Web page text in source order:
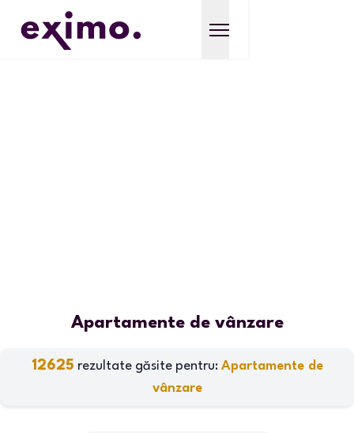
Apartamente de vânzare
12625 rezultate găsite pentru: Apartamente de
vânzare